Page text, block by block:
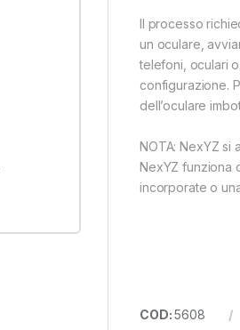
Il processo
un oculare,
telefoni, oculari
configurazione.
dell’oculare
NOTA: NexYZ si
NexYZ funziona
incorporate o
COD:5608